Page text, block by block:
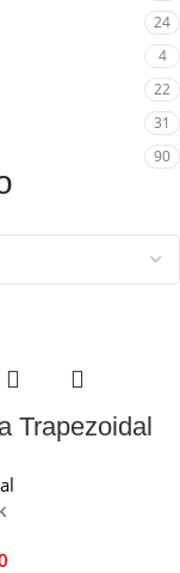
24
4
22
31
90
Trapezoidal